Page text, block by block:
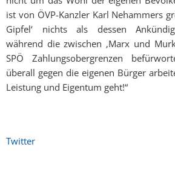
ist von ÖVP-Kanzler Karl Nehammers
Gipfel‘ nichts als dessen
während die zwischen ‚Marx und
SPÖ Zahlungsobergrenzen
überall gegen die eigenen Bürger
Leistung und Eigentum geht!“
Twitter